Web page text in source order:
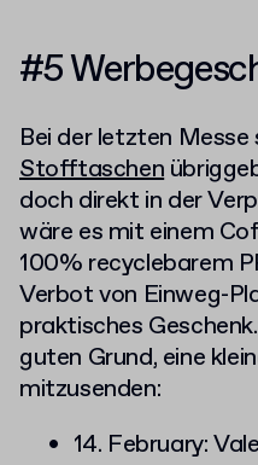
#5
Bei der letzten Messe
Stofftaschen
doch direkt in der
wäre es mit einem
100% recyclebarem
Verbot von Einweg-
praktisches
guten Grund, eine
mitzusenden:
14. February: